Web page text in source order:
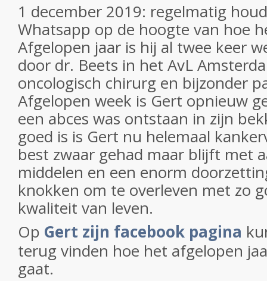
1 december 2019: regelmatig
Whatsapp op de hoogte van hoe
Afgelopen jaar is hij al twee keer
door dr. Beets in het AvL
oncologisch chirurg en bijzonder
Afgelopen week is Gert opnieuw
een abces was ontstaan in zijn
goed is is Gert nu helemaal
best zwaar gehad maar blijft met
middelen en een enorm
knokken om te overleven met zo
kwaliteit van leven.
Op Gert zijn facebook pagina
terug vinden hoe het afgelopen
gaat.